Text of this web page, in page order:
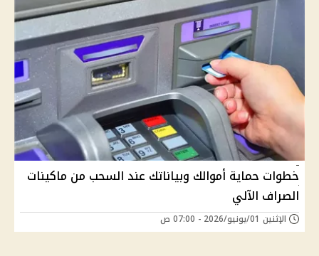
خطوات حماية أموالك وبياناتك عند السحب من ماكينات
الصراف الآلي
الإثنين 01/يونيو/2026 - 07:00 ص